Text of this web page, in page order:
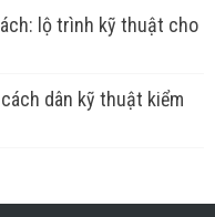
lộ trình kỹ thuật cho
dân kỹ thuật kiểm